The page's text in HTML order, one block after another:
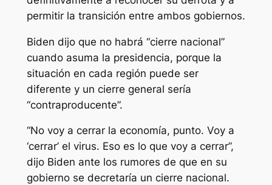
permitir la transición entre ambos gobiernos.
Biden dijo que no habrá “cierre nacional”
cuando asuma la presidencia, porque la
situación en cada región puede ser
diferente y un cierre general sería
“contraproducente”.
“No voy a cerrar la economía, punto. Voy a
‘cerrar’ el virus. Eso es lo que voy a cerrar”,
dijo Biden ante los rumores de que en su
gobierno se decretaría un cierre nacional.